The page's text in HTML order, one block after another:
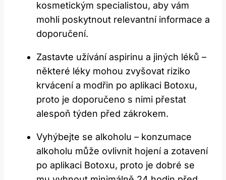
kosmetickým specialistou, aby vám
mohli poskytnout relevantní informace a
doporučení.
Zastavte užívání aspirinu a jiných léků –
některé léky mohou zvyšovat riziko
krvácení a modřin po aplikaci Botoxu,
proto je doporučeno s nimi přestat
alespoň týden před zákrokem.
Vyhýbejte se alkoholu – konzumace
alkoholu může ovlivnit hojení a zotavení
po aplikaci Botoxu, proto je dobré se